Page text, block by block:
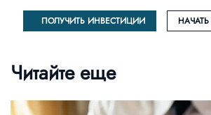
ПОЛУЧИТЬ ИНВЕСТИЦИИ
Читайте еще